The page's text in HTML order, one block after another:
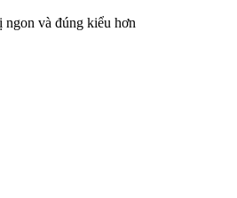
và đúng kiểu hơn